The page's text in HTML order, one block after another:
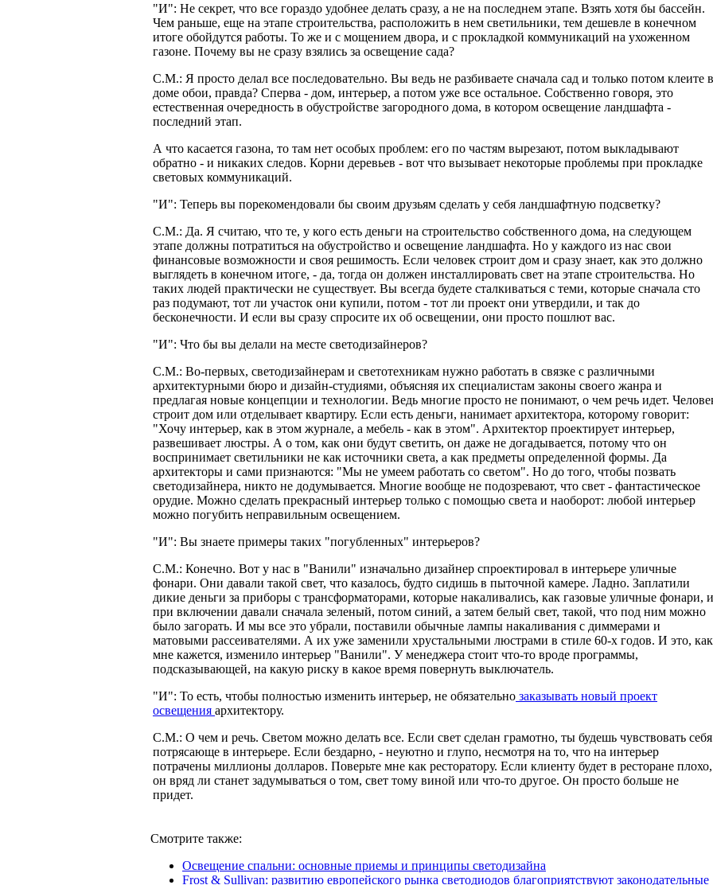
"И": Не секрет, что все гораздо удобнее делать сразу, а не на последнем этапе. Взять хотя бы бассейн.
Чем раньше, еще на этапе строительства, расположить в нем светильники, тем дешевле в конечном
итоге обойдутся работы. То же и с мощением двора, и с прокладкой коммуникаций на ухоженном
газоне. Почему вы не сразу взялись за освещение сада?
С.М.: Я просто делал все последовательно. Вы ведь не разбиваете сначала сад и только потом клеите в
доме обои, правда? Сперва - дом, интерьер, а потом уже все остальное. Собственно говоря, это
естественная очередность в обустройстве загородного дома, в котором освещение ландшафта -
последний этап.
А что касается газона, то там нет особых проблем: его по частям вырезают, потом выкладывают
обратно - и никаких следов. Корни деревьев - вот что вызывает некоторые проблемы при прокладке
световых коммуникаций.
"И": Теперь вы порекомендовали бы своим друзьям сделать у себя ландшафтную подсветку?
С.М.: Да. Я считаю, что те, у кого есть деньги на строительство собственного дома, на следующем
этапе должны потратиться на обустройство и освещение ландшафта. Но у каждого из нас свои
финансовые возможности и своя решимость. Если человек строит дом и сразу знает, как это должно
выглядеть в конечном итоге, - да, тогда он должен инсталлировать свет на этапе строительства. Но
таких людей практически не существует. Вы всегда будете сталкиваться с теми, которые сначала сто
раз подумают, тот ли участок они купили, потом - тот ли проект они утвердили, и так до
бесконечности. И если вы сразу спросите их об освещении, они просто пошлют вас.
"И": Что бы вы делали на месте светодизайнеров?
С.М.: Во-первых, светодизайнерам и светотехникам нужно работать в связке с различными
архитектурными бюро и дизайн-студиями, объясняя их специалистам законы своего жанра и
предлагая новые концепции и технологии. Ведь многие просто не понимают, о чем речь идет.
строит дом или отделывает квартиру. Если есть деньги, нанимает архитектора, которому говорит:
"Хочу интерьер, как в этом журнале, а мебель - как в этом". Архитектор проектирует интерьер,
развешивает люстры. А о том, как они будут светить, он даже не догадывается, потому что он
воспринимает светильники не как источники света, а как предметы определенной формы. Да
архитекторы и сами признаются: "Мы не умеем работать со светом". Но до того, чтобы позвать
светодизайнера, никто не додумывается. Многие вообще не подозревают, что свет - фантастическое
орудие. Можно сделать прекрасный интерьер только с помощью света и наоборот: любой интерьер
можно погубить неправильным освещением.
"И": Вы знаете примеры таких "погубленных" интерьеров?
С.М.: Конечно. Вот у нас в "Ванили" изначально дизайнер спроектировал в интерьере уличные
фонари. Они давали такой свет, что казалось, будто сидишь в пыточной камере. Ладно. Заплатили
дикие деньги за приборы с трансформаторами, которые накаливались, как газовые уличные фонари, и
при включении давали сначала зеленый, потом синий, а затем белый свет, такой, что под ним можно
было загорать. И мы все это убрали, поставили обычные лампы накаливания с диммерами и
матовыми рассеивателями. А их уже заменили хрустальными люстрами в стиле 60-х годов. И это, как
мне кажется, изменило интерьер "Ванили". У менеджера стоит что-то вроде программы,
подсказывающей, на какую риску в какое время повернуть выключатель.
"И": То есть, чтобы полностью изменить интерьер, не обязательно заказывать новый проект
освещения архитектору.
С.М.: О чем и речь. Светом можно делать все. Если свет сделан грамотно, ты будешь чувствовать себя
потрясающе в интерьере. Если бездарно, - неуютно и глупо, несмотря на то, что на интерьер
потрачены миллионы долларов. Поверьте мне как ресторатору. Если клиенту будет в ресторане плохо,
он вряд ли станет задумываться о том, свет тому виной или что-то другое. Он просто больше не
придет.
Смотрите также:
Освещение спальни: основные приемы и принципы светодизайна
Frost & Sullivan: развитию европейского рынка светодиодов благоприятствуют законодательные